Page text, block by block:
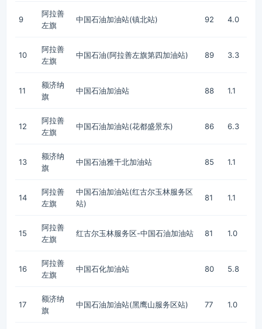
9
阿拉善
左旗
中国石油加油站(镇北站) 92 4.0
10
阿拉善
左旗
中国石油(阿拉善左旗第四加油站) 89 3.3
11
额济纳
旗
中国石油加油站 88 1.1
12
阿拉善
左旗
中国石油加油站(花都盛景东) 86 6.3
13
额济纳
旗
中国石油雅干北加油站 85 1.1
14
阿拉善
左旗
中国石油加油站(红古尔玉林服务区
站)
81 1.1
15
阿拉善
左旗
红古尔玉林服务区-中国石油加油站 81 1.0
16
阿拉善
左旗
中国石化加油站 80 5.8
17
额济纳
旗
中国石油加油站(黑鹰山服务区站) 77 1.0